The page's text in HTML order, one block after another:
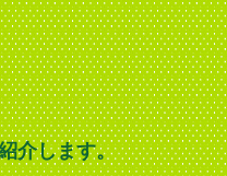
介します。